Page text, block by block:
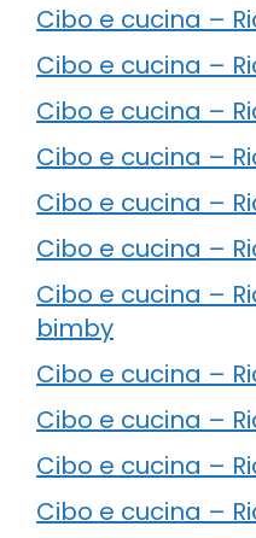
Cibo e cucina –
Cibo e cucina –
Cibo e cucina –
Cibo e cucina –
Cibo e cucina –
Cibo e cucina –
Cibo e cucina –
bimby
Cibo e cucina –
Cibo e cucina –
Cibo e cucina –
Cibo e cucina –